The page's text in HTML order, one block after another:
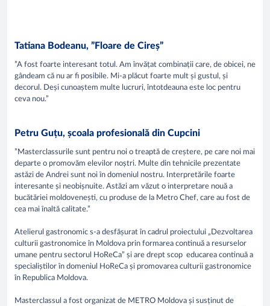
Tatiana Bodeanu, ”Floare de Cireș”
”A fost foarte interesant totul. Am învățat combinații care, de obicei, ne
gândeam că nu ar fi posibile. Mi-a plăcut foarte mult și gustul, și
decorul. Deși cunoaștem multe lucruri, întotdeauna este loc pentru
ceva nou.”
Petru Guțu, școala profesională din Cupcini
”Masterclassurile sunt pentru noi o treaptă de creștere, pe care noi mai
departe o promovăm elevilor noștri. Multe din tehnicile prezentate
astăzi de Andrei sunt noi în domeniul nostru. Interpretările foarte
interesante și neobișnuite. Astăzi am văzut o interpretare nouă a
bucătăriei moldovenești, cu produse de la Metro Chef, care au fost de
cea mai înaltă calitate.”
Atelierul gastronomic s-a desfășurat în cadrul proiectului „Dezvoltarea
culturii gastronomice în Moldova prin formarea continuă a resurselor
umane pentru sectorul HoReCa” și are drept scop educarea continuă a
specialiștilor în domeniul HoReCa și promovarea culturii gastronomice
în Republica Moldova.
Masterclassul a fost organizat de METRO Moldova și susținut de